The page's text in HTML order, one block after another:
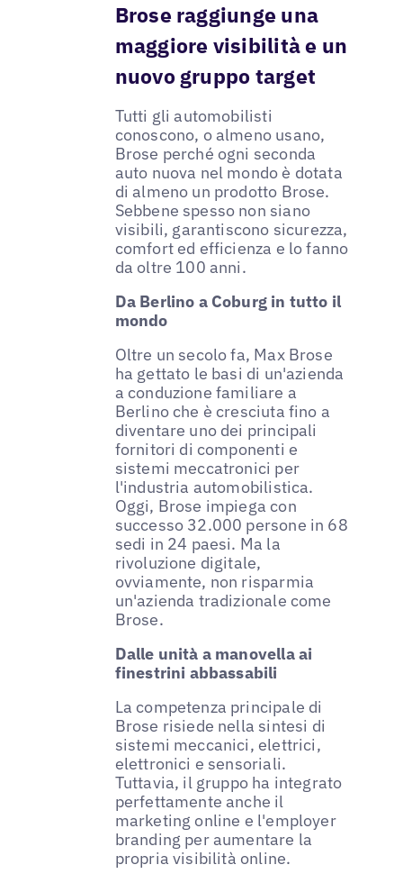
Brose raggiunge una
maggiore visibilità e un
nuovo gruppo target
Tutti gli automobilisti
conoscono, o almeno usano,
Brose perché ogni seconda
auto nuova nel mondo è dotata
di almeno un prodotto Brose.
Sebbene spesso non siano
visibili, garantiscono sicurezza,
comfort ed efficienza e lo fanno
da oltre 100 anni.
Da Berlino a Coburg in tutto il
mondo
Oltre un secolo fa, Max Brose
ha gettato le basi di un'azienda
a conduzione familiare a
Berlino che è cresciuta fino a
diventare uno dei principali
fornitori di componenti e
sistemi meccatronici per
l'industria automobilistica.
Oggi, Brose impiega con
successo 32.000 persone in 68
sedi in 24 paesi. Ma la
rivoluzione digitale,
ovviamente, non risparmia
un'azienda tradizionale come
Brose.
Dalle unità a manovella ai
finestrini abbassabili
La competenza principale di
Brose risiede nella sintesi di
sistemi meccanici, elettrici,
elettronici e sensoriali.
Tuttavia, il gruppo ha integrato
perfettamente anche il
marketing online e l'employer
branding per aumentare la
propria visibilità online.